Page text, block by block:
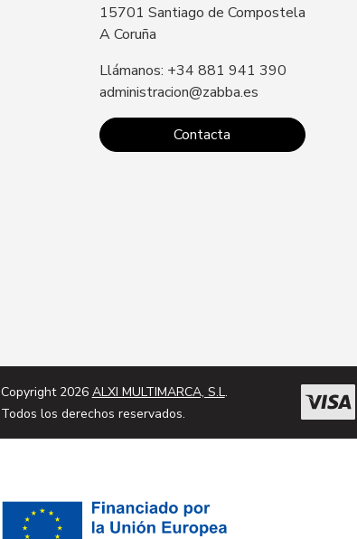
15701 Santiago de Compostela
A Coruña
Llámanos: +34 881 941 390
administracion@zabba.es
Contacta
Copyright 2026 ALXI MULTIMARCA, S.L.
Todos los derechos reservados.